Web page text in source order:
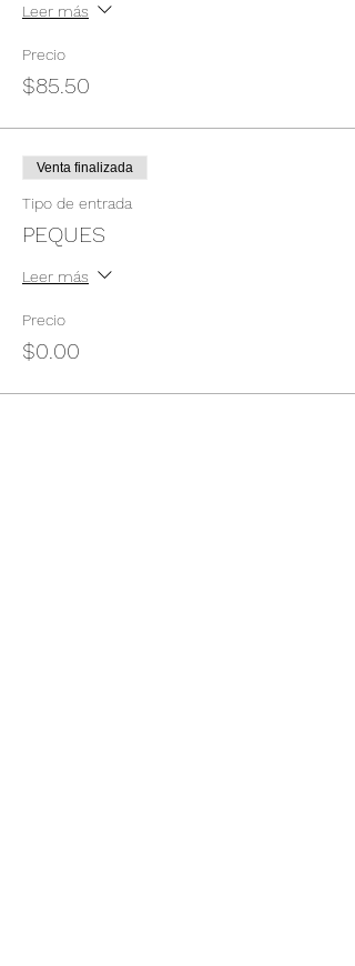
Leer más
Precio
$85.50
Venta finalizada
Tipo de entrada
PEQUES
Leer más
Precio
$0.00